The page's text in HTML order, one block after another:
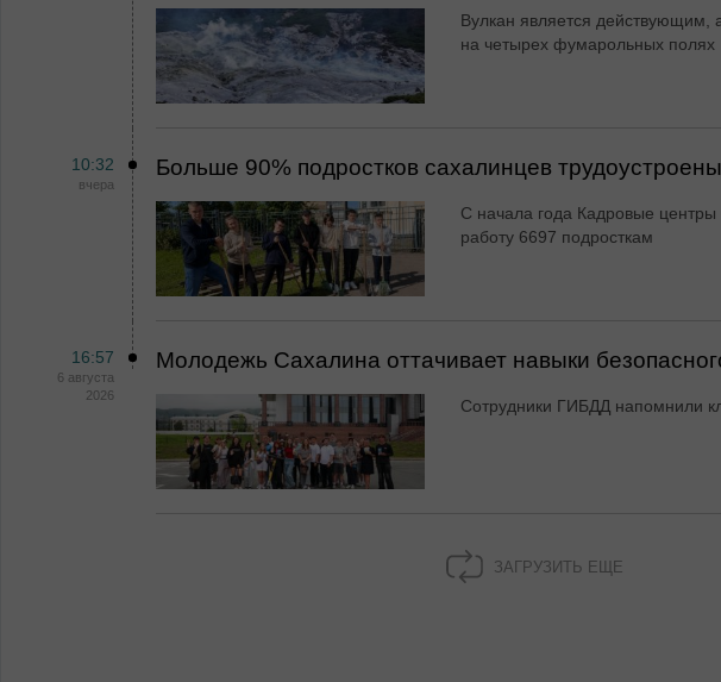
Вулкан является действующим,
на четырех фумарольных полях
10:32
вчера
Больше 90% подростков сахалинцев трудоустроены
С начала года Кадровые центры
работу 6697 подросткам
16:57
6 августа
2026
Молодежь Сахалина оттачивает навыки
Сотрудники ГИБДД напомнили
ЗАГРУЗИТЬ ЕЩЕ